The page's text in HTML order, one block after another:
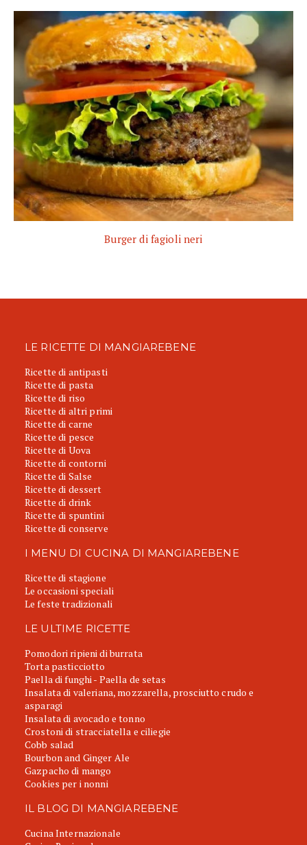
Burger di fagioli neri
LE RICETTE DI MANGIAREBENE
Ricette di antipasti
Ricette di pasta
Ricette di riso
Ricette di altri primi
Ricette di carne
Ricette di pesce
Ricette di Uova
Ricette di contorni
Ricette di Salse
Ricette di dessert
Ricette di drink
Ricette di spuntini
Ricette di conserve
I MENU DI CUCINA DI MANGIAREBENE
Ricette di stagione
Le occasioni speciali
Le feste tradizionali
LE ULTIME RICETTE
Pomodori ripieni di burrata
Torta pasticciotto
Paella di funghi - Paella de setas
Insalata di valeriana, mozzarella, prosciutto crudo e
asparagi
Insalata di avocado e tonno
Crostoni di stracciatella e ciliegie
Cobb salad
Bourbon and Ginger Ale
Gazpacho di mango
Cookies per i nonni
IL BLOG DI MANGIAREBENE
Cucina Internazionale